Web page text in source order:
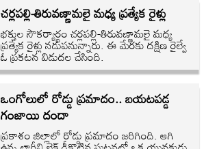
చర్లపల్లి-తిరువణ్ణామలై మధ్య ప్రత్యేక రైళ్లు
భక్తుల సౌకర్యార్థం చర్లపల్లి-తిరువణ్ణామలై మధ్య
ప్రత్యేక రైళ్లు నడుపనున్నారు. ఈ మేరకు దక్షిణ రైల్వే
ఓ ప్రకటన విడుదల చేసింది.
ఒంగోలులో రోడ్డు ప్రమాదం.. బయటపడ్డ
గంజాయి దందా
ప్రకాశం జిల్లాలో రోడ్డు ప్రమాదం జరిగింది. ఆగి